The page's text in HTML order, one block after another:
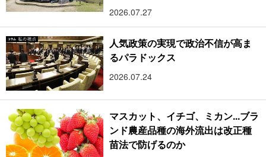
2026.07.27
人気政策の実現で政治不信が高ま
るパラドックス
2026.07.24
マスカット、イチゴ、ミカン...ブラ
ンド農産品種の海外流出は改正種
苗法で防げるのか